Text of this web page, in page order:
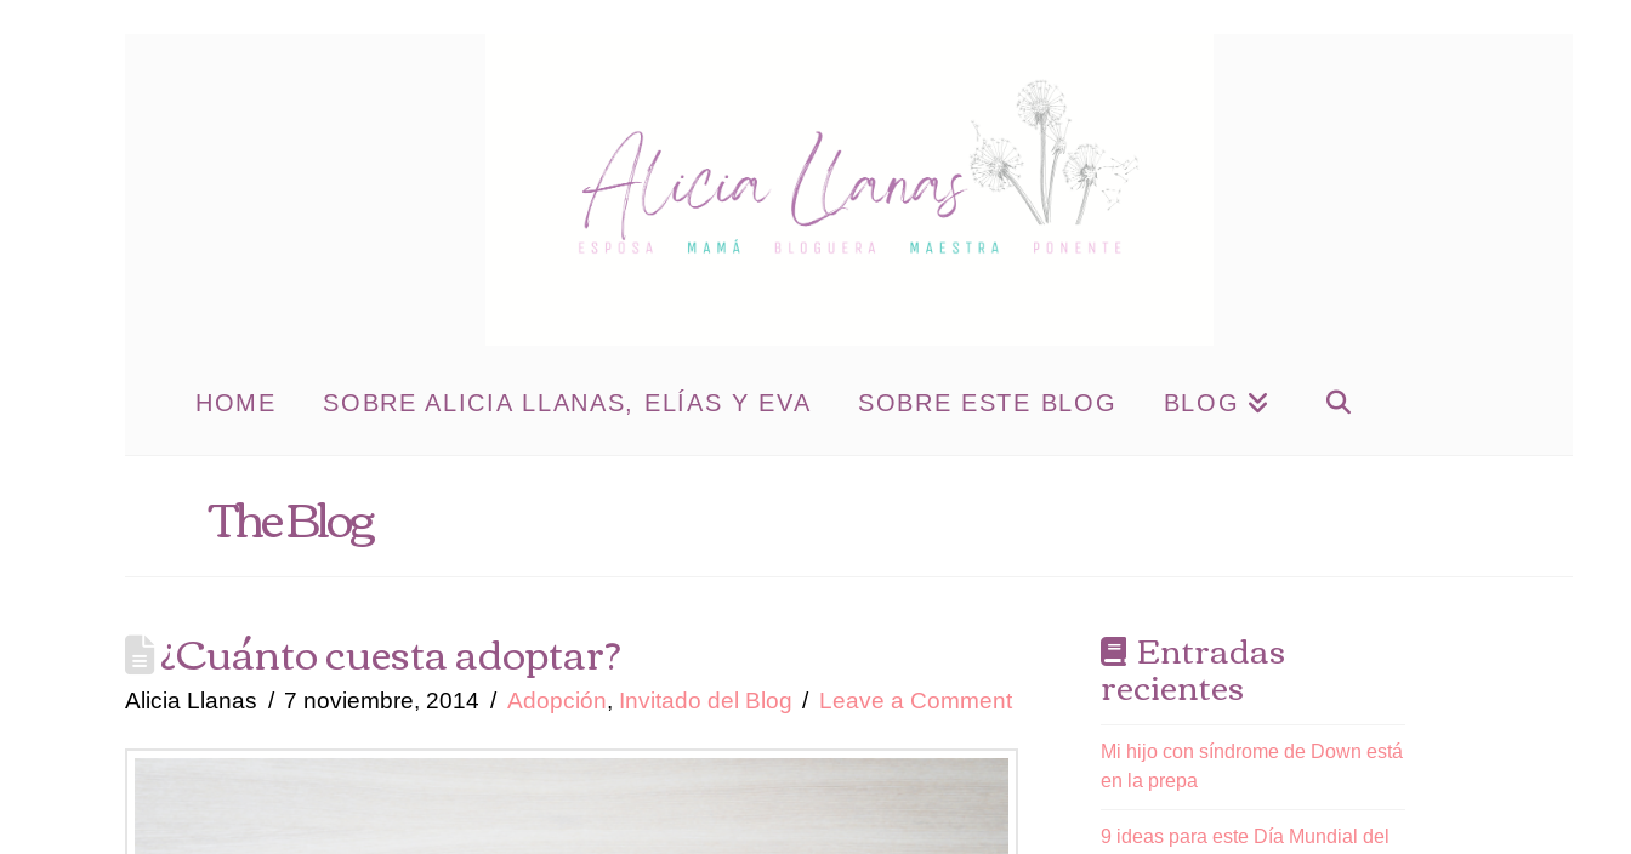
HOME SOBRE ALICIA LLANAS, ELÍAS Y EVA SOBRE ESTE BLOG BLOG
The Blog
¿Cuánto cuesta adoptar?
Alicia Llanas 7 noviembre, 2014 Adopción, Invitado del Blog Leave a Comment
Entradas
recientes
Mi hijo con síndrome de Down está
en la prepa
9 ideas para este Día Mundial del